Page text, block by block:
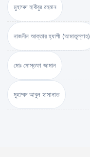
মুহাম্মদ হাবীবুর রহমান
নাজনীন আক্তার হ্যাপী (আমাতুল্লাহ)
মোঃ মোস্তফা জামান
মুহাম্মদ আবুল হাসানাত